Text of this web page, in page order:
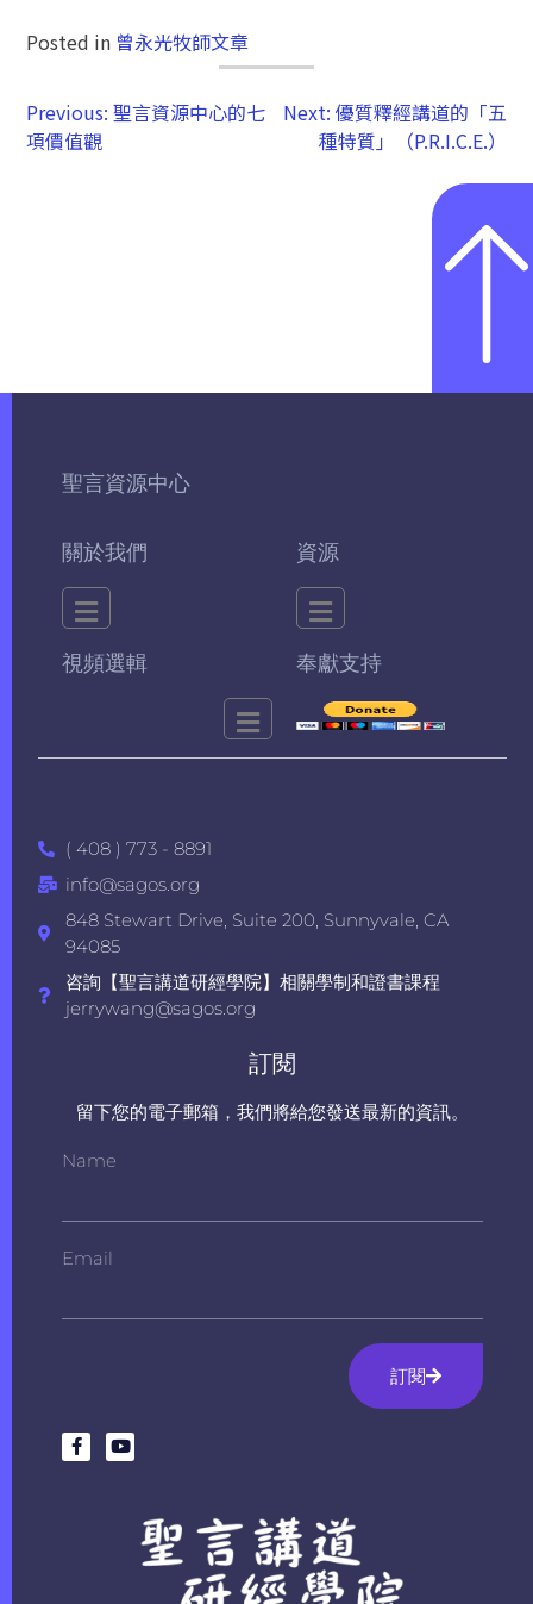
Posted in 曾永光牧師文章
Previous: 聖言資源中心的七
項價值觀
Next: 優質釋經講道的「五
種特質」（P.R.I.C.E.）
聖言資源中心
關於我們 資源
視頻選輯 奉獻支持
( 408 ) 773 - 8891
info@sagos.org
848 Stewart Drive, Suite 200, Sunnyvale, CA
94085
咨詢【聖言講道研經學院】相關學制和證書課程
jerrywang@sagos.org
訂閱
留下您的電子郵箱，我們將給您發送最新的資訊。
Name
Email
訂閱